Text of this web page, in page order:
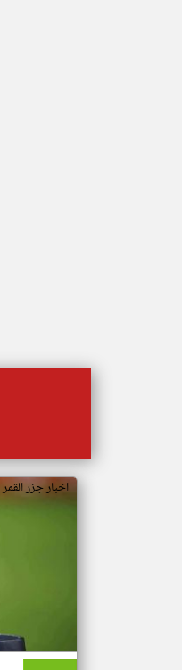
اخبار جزر